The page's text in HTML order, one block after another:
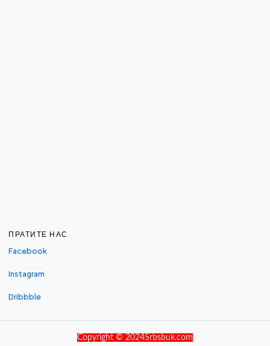
ПРАТИТЕ НАС
Facebook
Instagram
Dribbble
Copyright © 2024Srbsbuk.com